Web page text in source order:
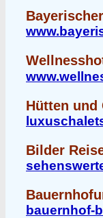
Hütten und
Bilder
bauernhof-